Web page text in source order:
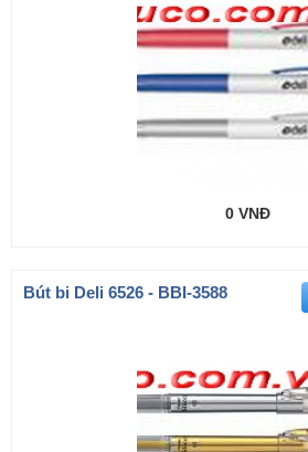
0 VNĐ
Bút bi Deli 6526 - BBI-3588